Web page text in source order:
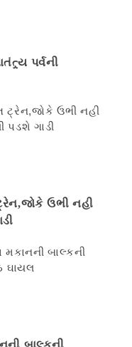
પર્વની
ઉભી નહી